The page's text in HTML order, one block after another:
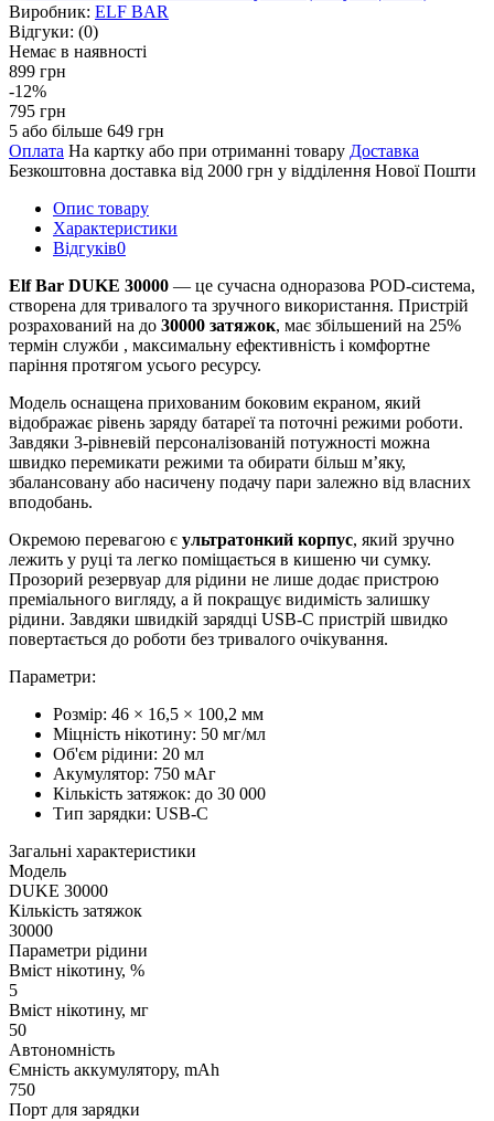
Виробник: ELF BAR
Відгуки: (0)
Немає в наявності
899 грн
-12%
795 грн
5 або більше 649 грн
Оплата На картку або при отриманні товару Доставка
Безкоштовна доставка від 2000 грн у відділення Нової Пошти
Опис товару
Характеристики
Відгуків0
Elf Bar DUKE 30000 — це сучасна одноразова POD-система,
створена для тривалого та зручного використання. Пристрій
розрахований на до 30000 затяжок, має збільшений на 25%
термін служби , максимальну ефективність і комфортне
паріння протягом усього ресурсу.
Модель оснащена прихованим боковим екраном, який
відображає рівень заряду батареї та поточні режими роботи.
Завдяки 3-рівневій персоналізованій потужності можна
швидко перемикати режими та обирати більш м’яку,
збалансовану або насичену подачу пари залежно від власних
вподобань.
Окремою перевагою є ультратонкий корпус, який зручно
лежить у руці та легко поміщається в кишеню чи сумку.
Прозорий резервуар для рідини не лише додає пристрою
преміального вигляду, а й покращує видимість залишку
рідини. Завдяки швидкій зарядці USB-C пристрій швидко
повертається до роботи без тривалого очікування.
Параметри:
Розмір: 46 × 16,5 × 100,2 мм
Міцність нікотину: 50 мг/мл
Об'єм рідини: 20 мл
Акумулятор: 750 мАг
Кількість затяжок: до 30 000
Тип зарядки: USB-C
Загальні характеристики
Модель
DUKE 30000
Кількість затяжок
30000
Параметри рідини
Вміст нікотину, %
5
Вміст нікотину, мг
50
Автономність
Ємність аккумулятору, mAh
750
Порт для зарядки